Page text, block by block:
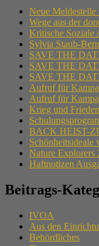
Neue Meldestelle
Wege aus der
Kritische Soziale
Sylvia Staub-
SAVE THE
SAVE THE
SAVE THE
Aufruf für
Aufruf für
Krieg und
BACK HEIST-
Schönheitsideale
Nature Explorers
Haftnotizen
Beitrags-
IVOA
Aus den
Behördliches